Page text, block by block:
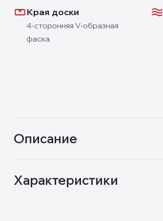
Края доски
4-сторонняя V-образная
фаска
Описание
Характеристики